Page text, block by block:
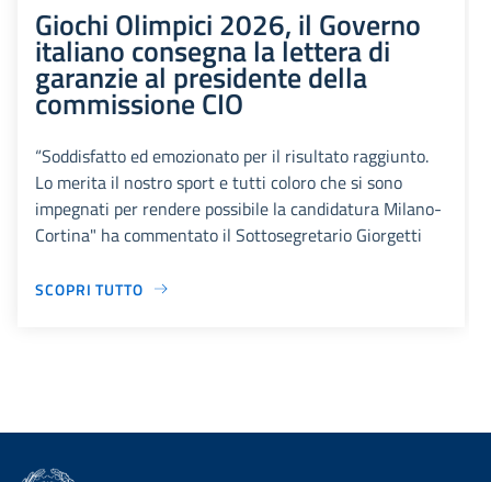
Giochi Olimpici 2026, il Governo
italiano consegna la lettera di
garanzie al presidente della
commissione CIO
“Soddisfatto ed emozionato per il risultato raggiunto.
Lo merita il nostro sport e tutti coloro che si sono
impegnati per rendere possibile la candidatura Milano-
Cortina" ha commentato il Sottosegretario Giorgetti
SCOPRI TUTTO